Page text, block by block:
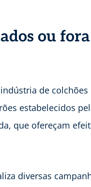
ou fora
de
estabelecidos
que ofereçam
diversas